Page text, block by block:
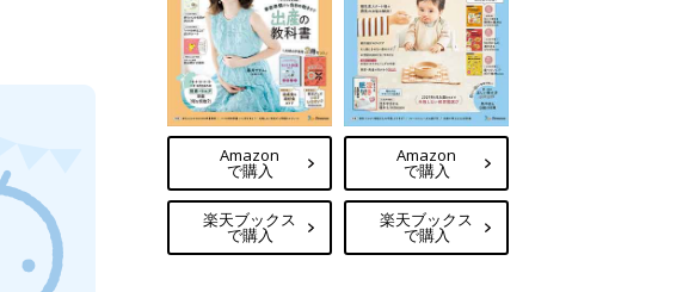
Amazon
で購入
楽天ブックス
で購入
Amazon
で購入
楽天ブックス
で購入